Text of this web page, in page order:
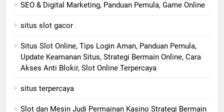
SEO & Digital Marketing, Panduan Pemula, Game Online
situs slot gacor
Situs Slot Online, Tips Login Aman, Panduan Pemula,
Update Keamanan Situs, Strategi Bermain Online, Cara
Akses Anti Blokir, Slot Online Terpercaya
situs terpercaya
Slot dan Mesin Judi Permainan Kasino Strategi Bermain